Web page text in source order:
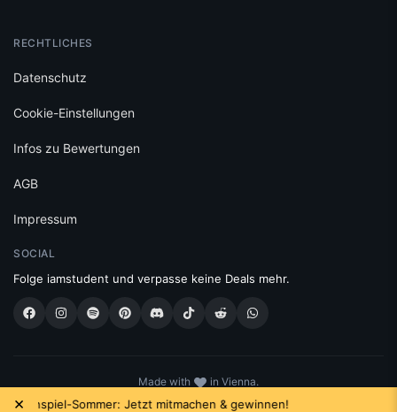
× Jetzt mitmachen & gewinnen!
RECHTLICHES
Datenschutz
Cookie-Einstellungen
Infos zu Bewertungen
AGB
Impressum
SOCIAL
Folge iamstudent und verpasse keine Deals mehr.
Made with
in Vienna.